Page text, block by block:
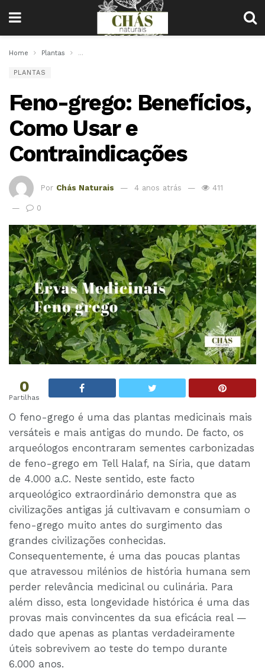
Home Plantas Feno-grego: Benefícios, Como Usar e Contraindicações
PLANTAS
Feno-grego: Benefícios,
Como Usar e
Contraindicações
Por Chás Naturais 4 anos atrás 411
0
0
Partilhas
O feno-grego é uma das plantas medicinais mais
versáteis e mais antigas do mundo. De facto, os
arqueólogos encontraram sementes carbonizadas
de feno-grego em Tell Halaf, na Síria, que datam
de 4.000 a.C. Neste sentido, este facto
arqueológico extraordinário demonstra que as
civilizações antigas já cultivavam e consumiam o
feno-grego muito antes do surgimento das
grandes civilizações conhecidas.
Consequentemente, é uma das poucas plantas
que atravessou milénios de história humana sem
perder relevância medicinal ou culinária. Para
além disso, esta longevidade histórica é uma das
provas mais convincentes da sua eficácia real —
dado que apenas as plantas verdadeiramente
úteis sobrevivem ao teste do tempo durante
6.000 anos.